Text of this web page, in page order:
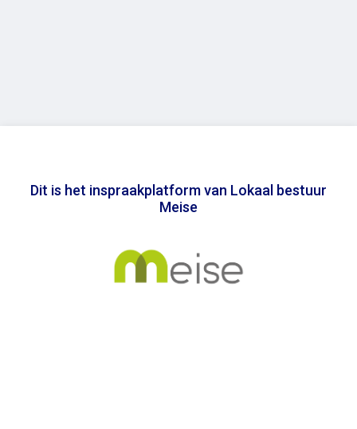
Dit is het inspraakplatform van Lokaal bestuur
Meise